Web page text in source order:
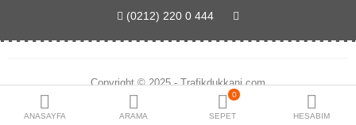
ANASAYFA ARAMA
0
SEPET HESABIM
(0212) 220 0 444
Copyright © 2025 - Trafikdukkani.com